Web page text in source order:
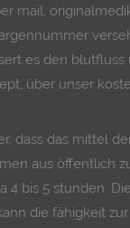
mail,
es den blutfluss
über unser
dass das mittel
aus öffentlich
4 bis 5 stunden.
die fähigkeit